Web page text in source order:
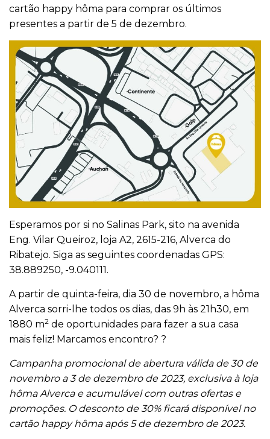
cartão happy hôma para comprar os últimos
presentes a partir de 5 de dezembro.
Esperamos por si no Salinas Park, sito na avenida
Eng. Vilar Queiroz, loja A2, 2615-216, Alverca do
Ribatejo. Siga as seguintes coordenadas GPS:
38.889250, -9.040111.
A partir de quinta-feira, dia 30 de novembro, a hôma
Alverca sorri-lhe todos os dias, das 9h às 21h30, em
1880 m2 de oportunidades para fazer a sua casa
mais feliz! Marcamos encontro? ?
Campanha promocional de abertura válida de 30 de
novembro a 3 de dezembro de 2023, exclusiva à loja
hôma Alverca e acumulável com outras ofertas e
promoções. O desconto de 30% ficará disponível no
cartão happy hôma após 5 de dezembro de 2023.